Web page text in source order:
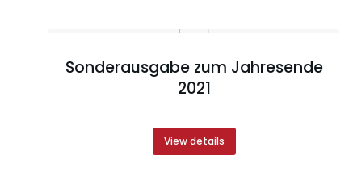
Sonderausgabe zum Jahresende
2021
View details